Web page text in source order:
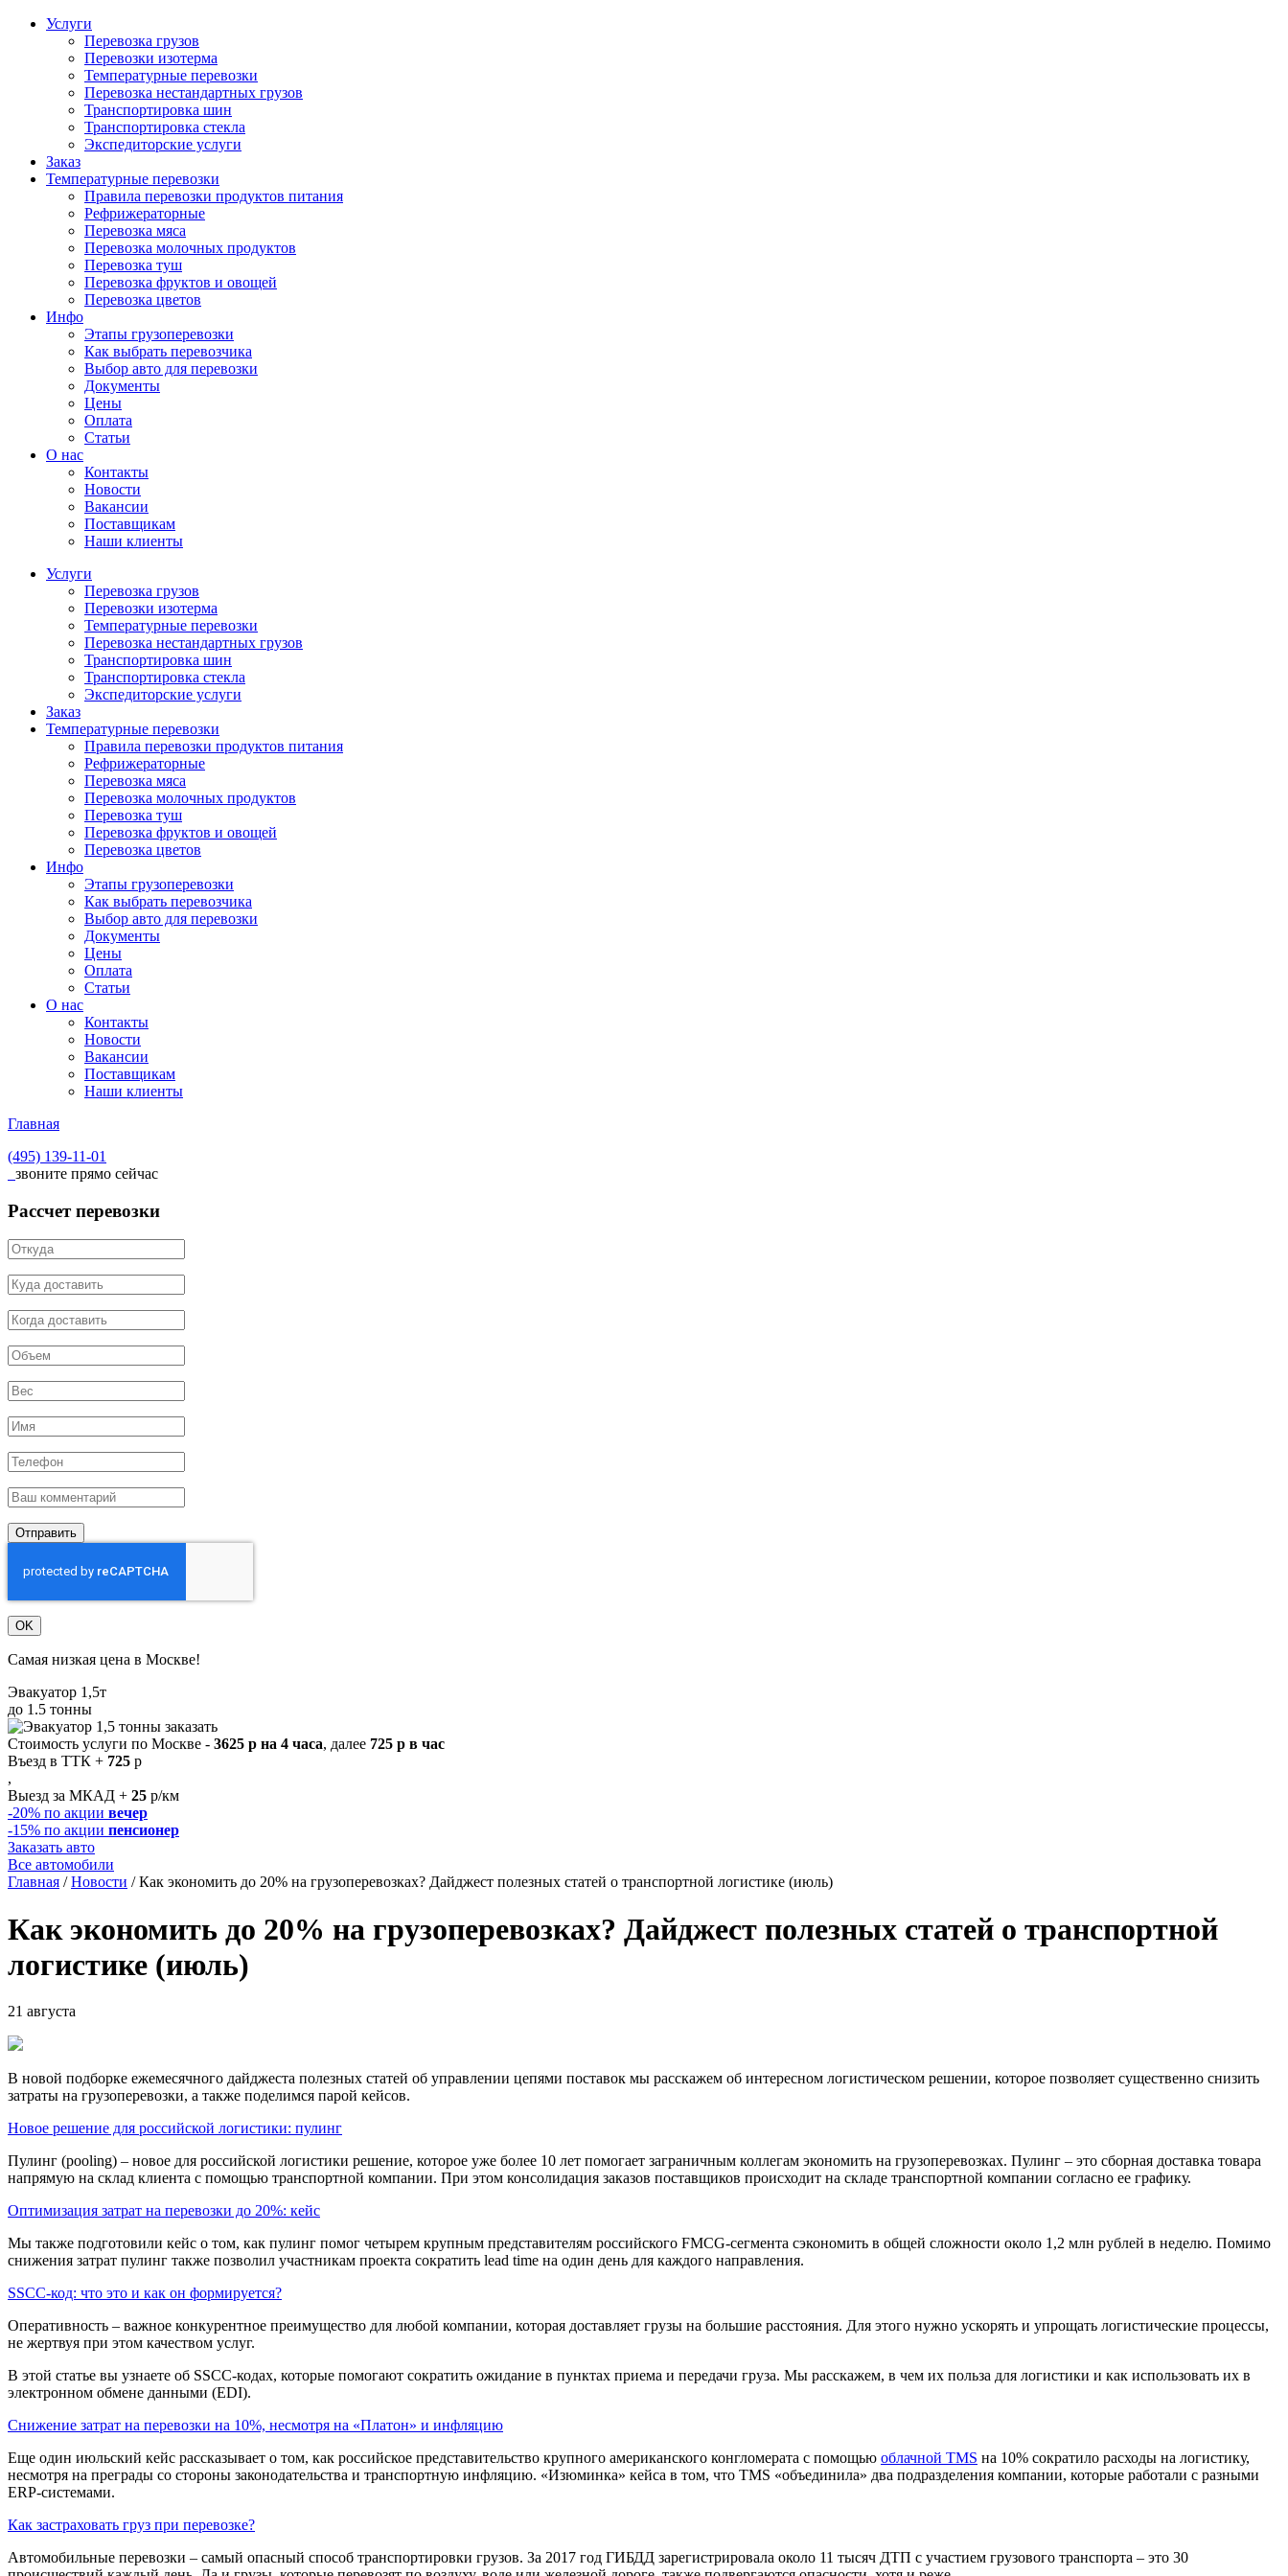
Услуги
Перевозка грузов
Перевозки изотерма
Температурные перевозки
Перевозка нестандартных грузов
Транспортировка шин
Транспортировка стекла
Экспедиторские услуги
Заказ
Температурные перевозки
Правила перевозки продуктов питания
Рефрижераторные
Перевозка мяса
Перевозка молочных продуктов
Перевозка туш
Перевозка фруктов и овощей
Перевозка цветов
Инфо
Этапы грузоперевозки
Как выбрать перевозчика
Выбор авто для перевозки
Документы
Цены
Оплата
Статьи
О нас
Контакты
Новости
Вакансии
Поставщикам
Наши клиенты
Услуги
Перевозка грузов
Перевозки изотерма
Температурные перевозки
Перевозка нестандартных грузов
Транспортировка шин
Транспортировка стекла
Экспедиторские услуги
Заказ
Температурные перевозки
Правила перевозки продуктов питания
Рефрижераторные
Перевозка мяса
Перевозка молочных продуктов
Перевозка туш
Перевозка фруктов и овощей
Перевозка цветов
Инфо
Этапы грузоперевозки
Как выбрать перевозчика
Выбор авто для перевозки
Документы
Цены
Оплата
Статьи
О нас
Контакты
Новости
Вакансии
Поставщикам
Наши клиенты
Главная
(495) 139-11-01
звоните прямо сейчас
Рассчет перевозки
Отправить
OK
Самая низкая цена в Москве!
Эвакуатор 1,5т
до 1.5 тонны
Стоимость услуги по Москве - 3625 р на 4 часа, далее 725 р в час
Въезд в ТТК + 725 р
,
Выезд за МКАД + 25 р/км
-20% по акции вечер
-15% по акции пенсионер
Заказать авто
Все автомобили
Главная /Новости /Как экономить до 20% на грузоперевозках? Дайджест полезных статей о транспортной логистике (июль)
Как экономить до 20% на грузоперевозках? Дайджест полезных статей о транспортной
логистике (июль)
21 августа
В новой подборке ежемесячного дайджеста полезных статей об управлении цепями поставок мы расскажем об интересном логистическом решении, которое позволяет существенно снизить
затраты на грузоперевозки, а также поделимся парой кейсов.
Новое решение для российской логистики: пулинг
Пулинг (pooling) – новое для российской логистики решение, которое уже более 10 лет помогает заграничным коллегам экономить на грузоперевозках. Пулинг – это сборная доставка товара
напрямую на склад клиента с помощью транспортной компании. При этом консолидация заказов поставщиков происходит на складе транспортной компании согласно ее графику.
Оптимизация затрат на перевозки до 20%: кейс
Мы также подготовили кейс о том, как пулинг помог четырем крупным представителям российского FMCG-сегмента сэкономить в общей сложности около 1,2 млн рублей в неделю. Помимо
снижения затрат пулинг также позволил участникам проекта сократить lead time на один день для каждого направления.
SSCC-код: что это и как он формируется?
Оперативность – важное конкурентное преимущество для любой компании, которая доставляет грузы на большие расстояния. Для этого нужно ускорять и упрощать логистические процессы,
не жертвуя при этом качеством услуг.
В этой статье вы узнаете об SSCC-кодах, которые помогают сократить ожидание в пунктах приема и передачи груза. Мы расскажем, в чем их польза для логистики и как использовать их в
электронном обмене данными (EDI).
Снижение затрат на перевозки на 10%, несмотря на «Платон» и инфляцию
Еще один июльский кейс рассказывает о том, как российское представительство крупного американского конгломерата с помощью облачной TMS на 10% сократило расходы на логистику,
несмотря на преграды со стороны законодательства и транспортную инфляцию. «Изюминка» кейса в том, что TMS «объединила» два подразделения компании, которые работали с разными
ERP-системами.
Как застраховать груз при перевозке?
Автомобильные перевозки – самый опасный способ транспортировки грузов. За 2017 год ГИБДД зарегистрировала около 11 тысяч ДТП с участием грузового транспорта – это 30